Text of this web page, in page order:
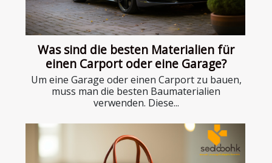
Was sind die besten Materialien für
einen Carport oder eine Garage?
Um eine Garage oder einen Carport zu bauen,
muss man die besten Baumaterialien
verwenden. Diese...